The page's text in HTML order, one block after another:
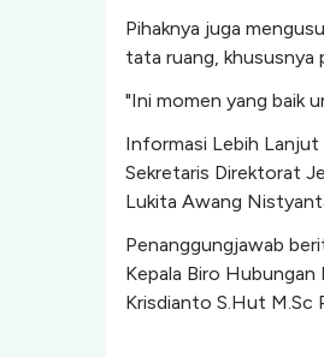
Pihaknya juga
tata ruang, khususnya
"Ini momen yang baik
Informasi Lebih Lanjut
Sekretaris Direktorat
Lukita Awang
Penanggungjawab
Kepala Biro
Krisdianto S.Hut M.Sc